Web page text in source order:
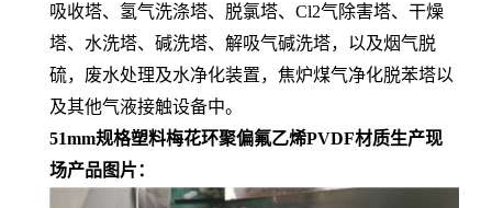
吸收塔、氢气洗涤塔、脱氯塔、Cl2气除害塔、干燥
塔、水洗塔、碱洗塔、解吸气碱洗塔，以及烟气脱
硫，废水处理及水净化装置，焦炉煤气净化脱苯塔以
及其他气液接触设备中。
51mm规格塑料梅花环聚偏氟乙烯PVDF材质生产现
场产品图片：